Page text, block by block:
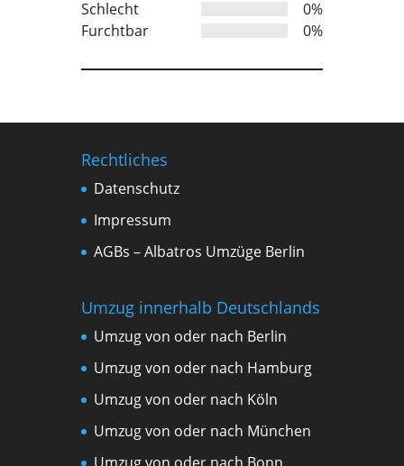
Schlecht
0%
Furchtbar
0%
Rechtliches
Datenschutz
Impressum
AGBs – Albatros Umzüge Berlin
Umzug innerhalb Deutschlands
Umzug von oder nach Berlin
Umzug von oder nach Hamburg
Umzug von oder nach Köln
Umzug von oder nach München